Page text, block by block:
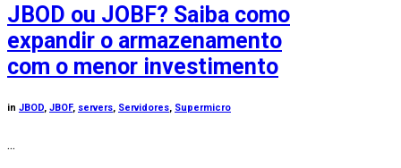
JBOD ou JOBF? Saiba como
expandir o armazenamento
com o menor investimento
in JBOD, JBOF, servers, Servidores, Supermicro
...